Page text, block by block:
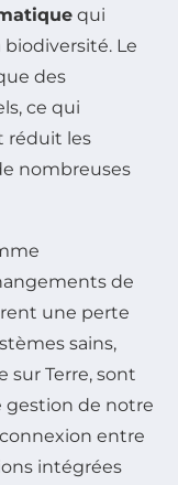
qui
Le
des
ce qui
réduit les
nombreuses
de
une perte
sains,
sur Terre, sont
gestion de notre
entre
intégrées